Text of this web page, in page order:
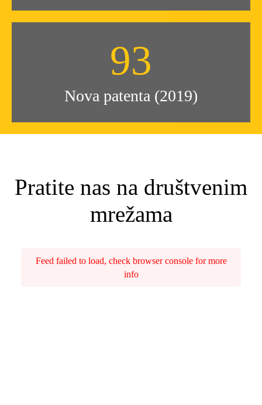
93
Nova patenta (2019)
Pratite nas na društvenim
mrežama
Feed failed to load, check browser console for more
info